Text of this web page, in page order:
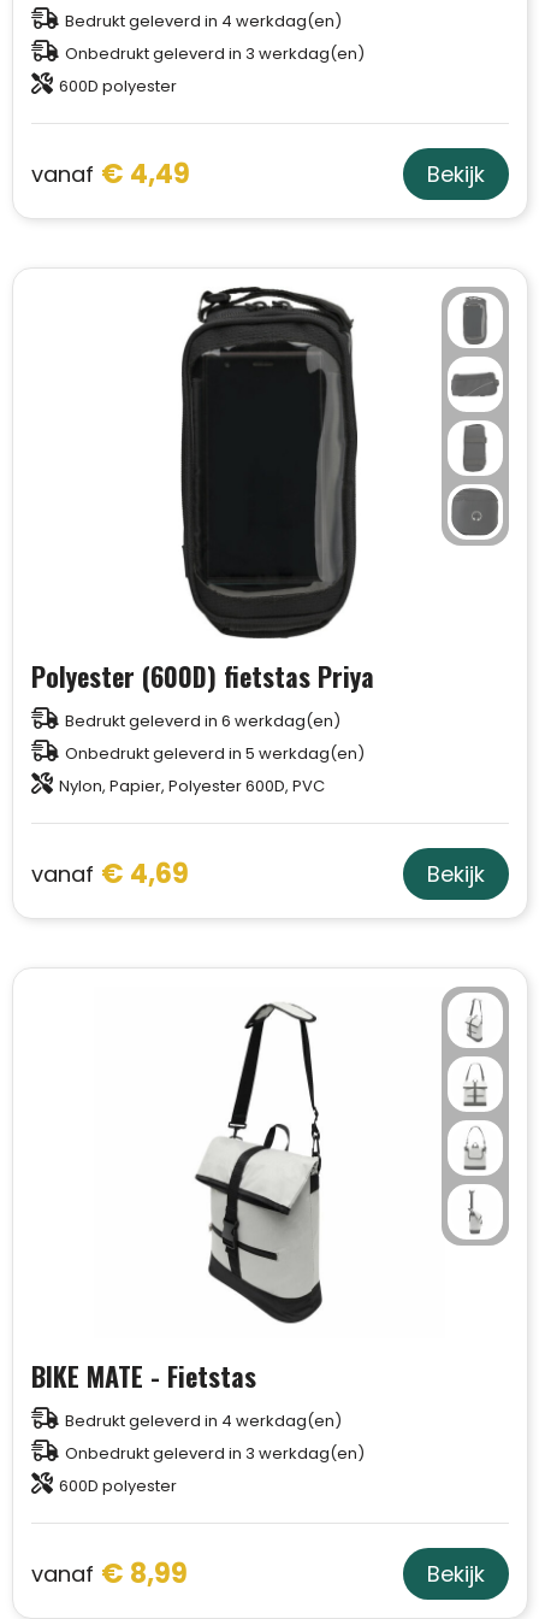
Sporttassen
Strandtassen
Toilettassen
Waterbestendige tassen
Collegetassen
Schoenentassen
Promotietassen
Goodiebags
Bedrukt geleverd in 4 werkdag(en)
Onbedrukt geleverd in 3 werkdag(en)
600D polyester
vanaf € 4,49 Bekijk
Polyester (600D) fietstas Priya
Bedrukt geleverd in 6 werkdag(en)
Onbedrukt geleverd in 5 werkdag(en)
Nylon, Papier, Polyester 600D, PVC
vanaf € 4,69 Bekijk
BIKE MATE - Fietstas
Bedrukt geleverd in 4 werkdag(en)
Onbedrukt geleverd in 3 werkdag(en)
600D polyester
vanaf € 8,99 Bekijk